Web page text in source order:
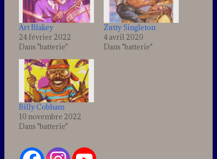
Art Blakey
24 février 2022
Dans "batterie"
Zutty Singleton
4 avril 2020
Dans "batterie"
Billy Cobham
10 novembre 2022
Dans "batterie"